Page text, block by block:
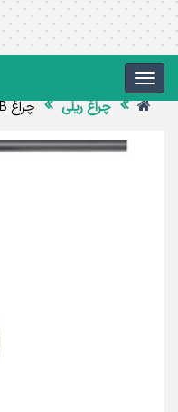
چراغ ریلی چراغ COB ریلی 7 وات روتانو